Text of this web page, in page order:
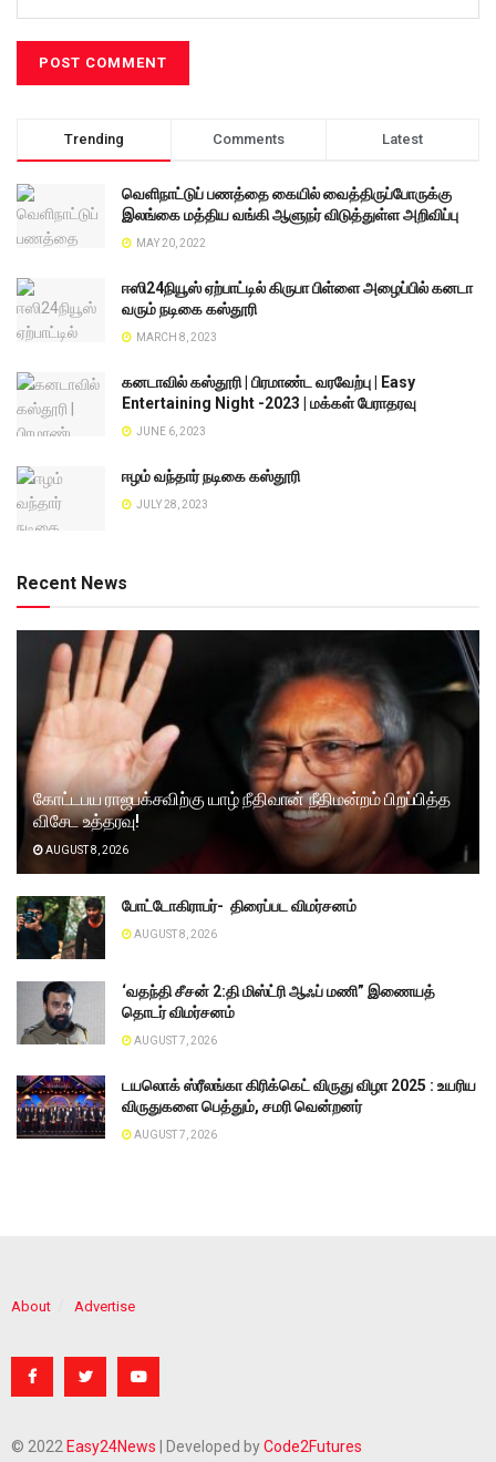
Trending Comments Latest
வெளிநாட்டுப் பணத்தை கையில் வைத்திருப்போருக்கு
இலங்கை மத்திய வங்கி ஆளுநர் விடுத்துள்ள அறிவிப்பு
MAY 20, 2022
ஈஸி24நியூஸ் ஏற்பாட்டில் கிருபா பிள்ளை அழைப்பில் கனடா
வரும் நடிகை கஸ்தூரி
MARCH 8, 2023
கனடாவில் கஸ்தூரி | பிரமாண்ட வரவேற்பு | Easy
Entertaining Night -2023 | மக்கள் பேராதரவு
JUNE 6, 2023
ஈழம் வந்தார் நடிகை கஸ்தூரி
JULY 28, 2023
Recent News
கோட்டபய ராஜபக்சவிற்கு யாழ் நீதிவான் நீதிமன்றம் பிறப்பித்த
விசேட உத்தரவு!
AUGUST 8, 2026
போட்டோகிராபர்- ‌ திரைப்பட விமர்சனம்
AUGUST 8, 2026
‘வதந்தி சீசன் 2:தி மிஸ்ட்ரி ஆஃப் மணி” இணையத்
தொடர் விமர்சனம்
AUGUST 7, 2026
டயலொக் ஸ்ரீலங்கா கிரிக்கெட் விருது விழா 2025 : உயரிய
விருதுகளை பெத்தும், சமரி வென்றனர்
AUGUST 7, 2026
About Advertise
© 2022 Easy24News | Developed byCode2Futures